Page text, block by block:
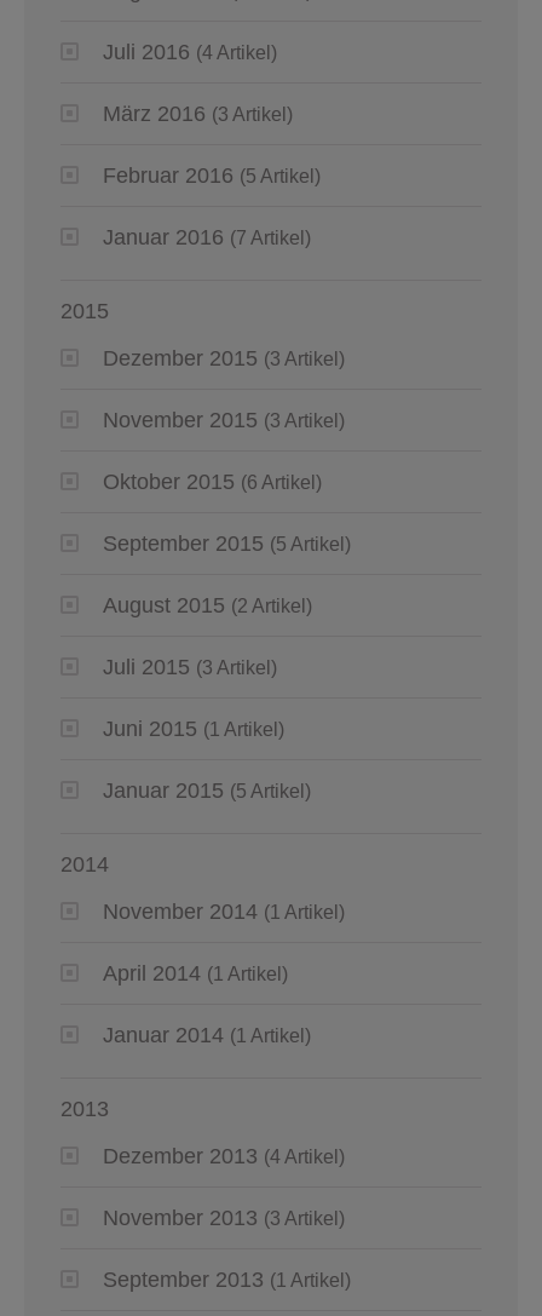
Juli 2016 (4 Artikel)
März 2016 (3 Artikel)
Februar 2016 (5 Artikel)
Januar 2016 (7 Artikel)
2015
Dezember 2015 (3 Artikel)
November 2015 (3 Artikel)
Oktober 2015 (6 Artikel)
September 2015 (5 Artikel)
August 2015 (2 Artikel)
Juli 2015 (3 Artikel)
Juni 2015 (1 Artikel)
Januar 2015 (5 Artikel)
2014
November 2014 (1 Artikel)
April 2014 (1 Artikel)
Januar 2014 (1 Artikel)
2013
Dezember 2013 (4 Artikel)
November 2013 (3 Artikel)
September 2013 (1 Artikel)